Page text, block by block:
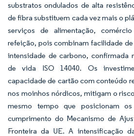
substratos ondulados de alta
de fibra substituem cada vez mais o
serviços de alimentação,
refeição, pois combinam facilidade
intensidade de carbono, confirmada
de vida ISO 14040. Os
capacidade de cartão com conteúdo
nos moinhos nórdicos, mitigam o
mesmo tempo que posicionam
cumprimento do Mecanismo de
Fronteira da UE. A intensificação